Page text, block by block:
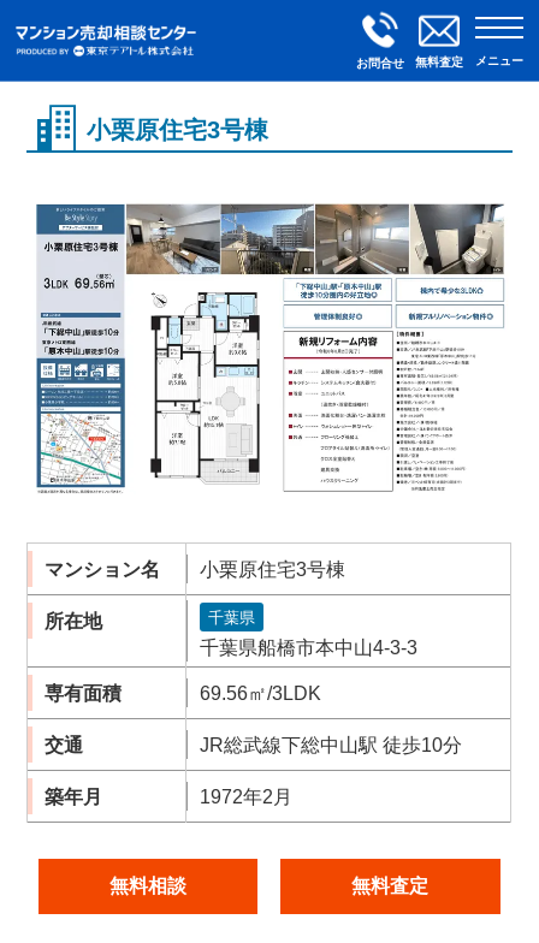
お問合せ 無料査定 メニュー
小栗原住宅3号棟
マンション名 小栗原住宅3号棟
所在地 千葉県
千葉県船橋市本中山4-3-3
専有面積 69.56㎡/3LDK
交通 JR総武線下総中山駅 徒歩10分
築年月 1972年2月
無料相談 無料査定